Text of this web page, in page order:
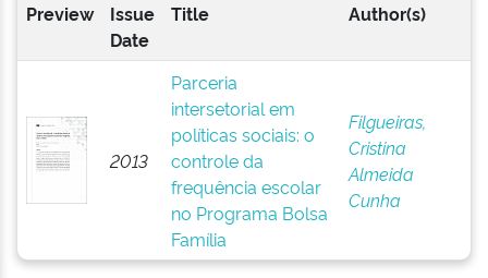
Preview
Issue
Date
Title Author(s)
2013
Parceria
intersetorial em
políticas sociais: o
controle da
frequência escolar
no Programa Bolsa
Família
Filgueiras,
Cristina
Almeida
Cunha